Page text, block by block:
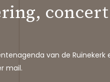
van de Ruïnekerk
mail.